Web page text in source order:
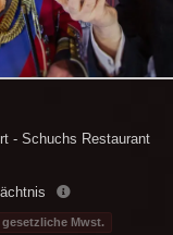
- Schuchs Restaurant
Mwst.